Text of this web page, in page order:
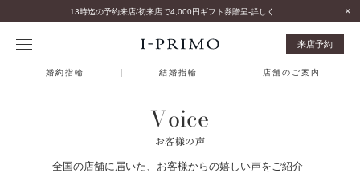
来店予約
婚約指輪 結婚指輪 店舗のご案内
Voice
お客様の声
全国の店舗に届いた、お客様からの嬉しい声をご紹介